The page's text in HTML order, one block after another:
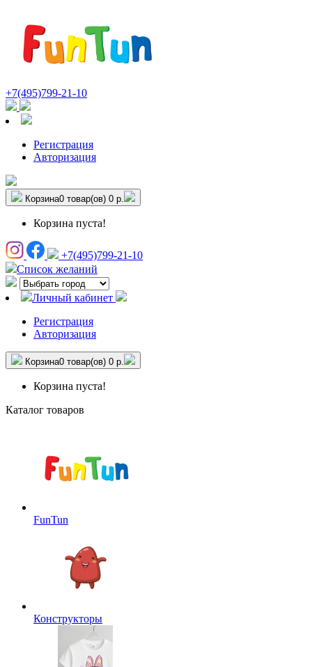
+7(495)799-21-10
Регистрация
Авторизация
Корзина0 товар(ов) 0 р.
Корзина пуста!
+7(495)799-21-10
Список желаний
Личный кабинет
Регистрация
Авторизация
Корзина0 товар(ов) 0 р.
Корзина пуста!
Каталог товаров
FunTun
Конструкторы